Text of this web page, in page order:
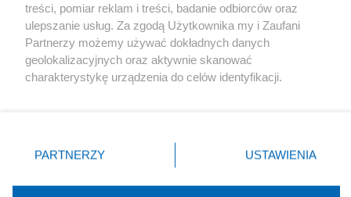
X Facebook Instagram Youtube
treści, pomiar reklam i treści, badanie odbiorców oraz
ulepszanie usług. Za zgodą Użytkownika my i Zaufani
Partnerzy możemy używać dokładnych danych
geolokalizacyjnych oraz aktywnie skanować
charakterystykę urządzenia do celów identyfikacji.
zmienić/wycofać klikając przycisk ustawień prywatności
znajdujący się w lewym dolnym rogu strony
rodzaje przetwarzania danych nie wymagają zgody
PARTNERZY USTAWIENIA